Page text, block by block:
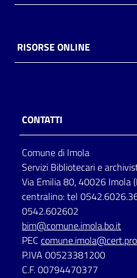
RISORSE ONLINE
CONTATTI
Comune di Imola
Servizi Bibliotecari e
Via Emilia 80, 40026 Imola
centralino: tel
0542.602602
bim@comune.imola.bo.it
PEC
P.IVA 00523381200
C.F. 00794470377